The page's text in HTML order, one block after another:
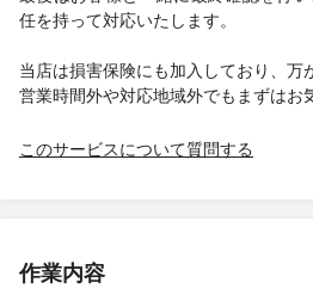
任を持って対応いたします。
当店は損害保険にも加入しており、万
営業時間外や対応地域外でもまずはお
このサービスについて質問する
作業内容